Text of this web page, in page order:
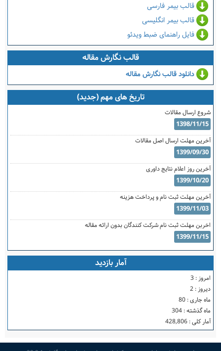
قالب بیمر فارسی
قالب بیمر انگلیسی
فایل راهنمای ضبط ویدئو
قالب نگارش مقاله
دانلود قالب نگارش مقاله
تاریخ های مهم (جدید)
شروع ارسال مقالات
1398/11/15
آخرین مهلت ارسال اصل مقالات
1399/09/30
آخرین روز اعلام نتایج داوری
1399/10/20
آخرین مهلت ثبت نام و پرداخت هزینه
1399/11/03
اخربن مهلت ثبت نام شرکت کنندگان بدون ارائه مقاله
1399/11/15
آمار بازدید
امروز : 3
دیروز : 2
ماه جاری : 80
ماه گذشته : 304
آمار کلی : 428,806